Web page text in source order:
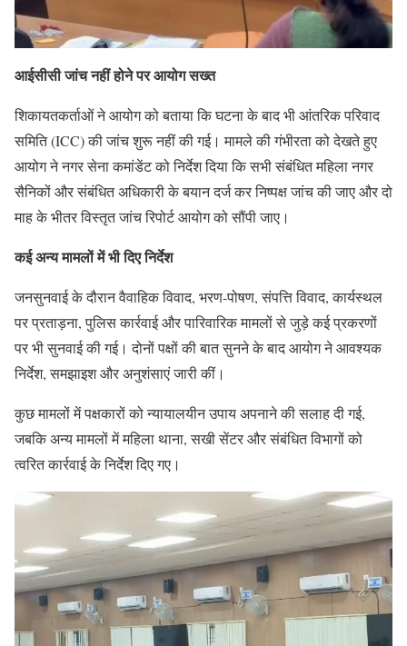
आईसीसी जांच नहीं होने पर आयोग सख्त
शिकायतकर्ताओं ने आयोग को बताया कि घटना के बाद भी आंतरिक परिवाद
समिति (ICC) की जांच शुरू नहीं की गई। मामले की गंभीरता को देखते हुए
आयोग ने नगर सेना कमांडेंट को निर्देश दिया कि सभी संबंधित महिला नगर
सैनिकों और संबंधित अधिकारी के बयान दर्ज कर निष्पक्ष जांच की जाए और दो
माह के भीतर विस्तृत जांच रिपोर्ट आयोग को सौंपी जाए।
कई अन्य मामलों में भी दिए निर्देश
जनसुनवाई के दौरान वैवाहिक विवाद, भरण-पोषण, संपत्ति विवाद, कार्यस्थल
पर प्रताड़ना, पुलिस कार्रवाई और पारिवारिक मामलों से जुड़े कई प्रकरणों
पर भी सुनवाई की गई। दोनों पक्षों की बात सुनने के बाद आयोग ने आवश्यक
निर्देश, समझाइश और अनुशंसाएं जारी कीं।
कुछ मामलों में पक्षकारों को न्यायालयीन उपाय अपनाने की सलाह दी गई,
जबकि अन्य मामलों में महिला थाना, सखी सेंटर और संबंधित विभागों को
त्वरित कार्रवाई के निर्देश दिए गए।